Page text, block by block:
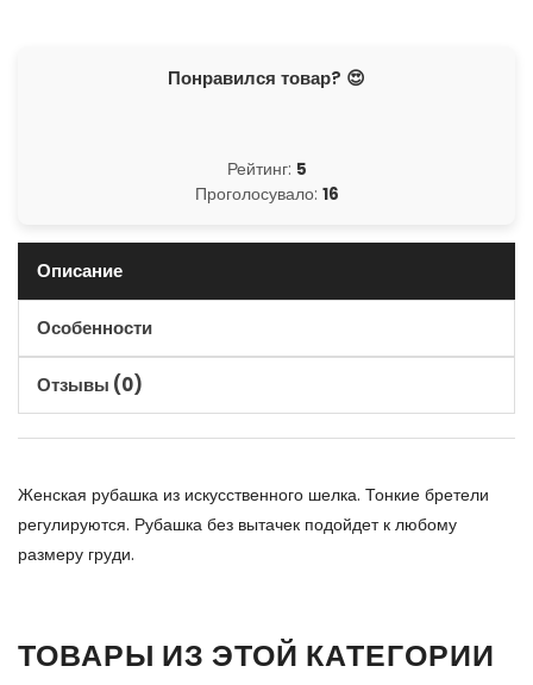
Понравился товар? 😍
Рейтинг: 5
Проголосувало: 16
Описание
Особенности
Отзывы (0)
Женская рубашка из искусственного шелка. Тонкие бретели
регулируются. Рубашка без вытачек подойдет к любому
размеру груди.
ТОВАРЫ ИЗ ЭТОЙ КАТЕГОРИИ